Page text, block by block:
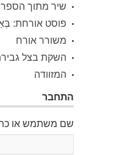
שיר מתוך
פוסט אורחת:
משורר אורח
השקת בצל
המזוודה
התחבר
שם משתמש או